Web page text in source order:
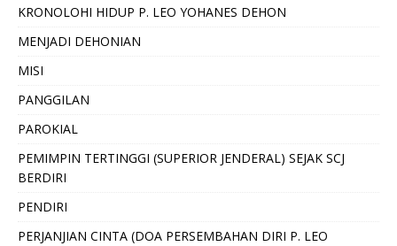
KRONOLOHI HIDUP P. LEO YOHANES DEHON
MENJADI DEHONIAN
MISI
PANGGILAN
PAROKIAL
PEMIMPIN TERTINGGI (SUPERIOR JENDERAL) SEJAK SCJ
BERDIRI
PENDIRI
PERJANJIAN CINTA (DOA PERSEMBAHAN DIRI P. LEO